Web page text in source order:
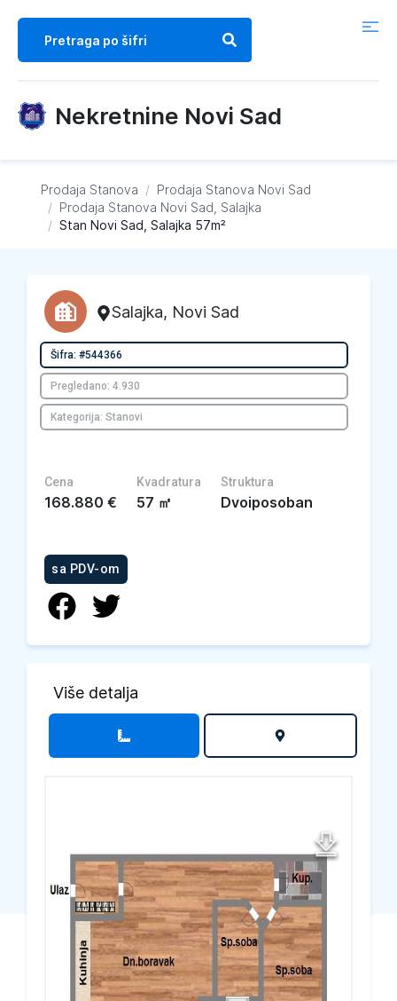
Nekretnine Novi Sad
Prodaja Stanova / Prodaja Stanova Novi Sad
/ Prodaja Stanova Novi Sad, Salajka
/ Stan Novi Sad, Salajka 57m²
Salajka, Novi Sad
Šifra: #544366
Pregledano: 4.930
Kategorija: Stanovi
Cena
168.880 €
Kvadratura
57 ㎡
Struktura
Dvoiposoban
sa PDV-om
Više detalja